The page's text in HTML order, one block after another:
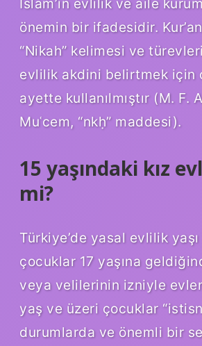
önemin bir ifadesidir.
“Nikah” kelimesi ve
evlilik akdini belirtmek için
ayette kullanılmıştır (M. F.
Muʿcem, “nkḥ” maddesi).
15 yaşındaki kız
mi?
Türkiye’de yasal evlilik yaşı
çocuklar 17 yaşına
veya velilerinin izniyle
yaş ve üzeri çocuklar
durumlarda ve önemli bir